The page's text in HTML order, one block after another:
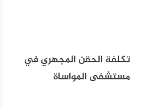
تكلفة الحقن المجهري في
مستشفى المواساة